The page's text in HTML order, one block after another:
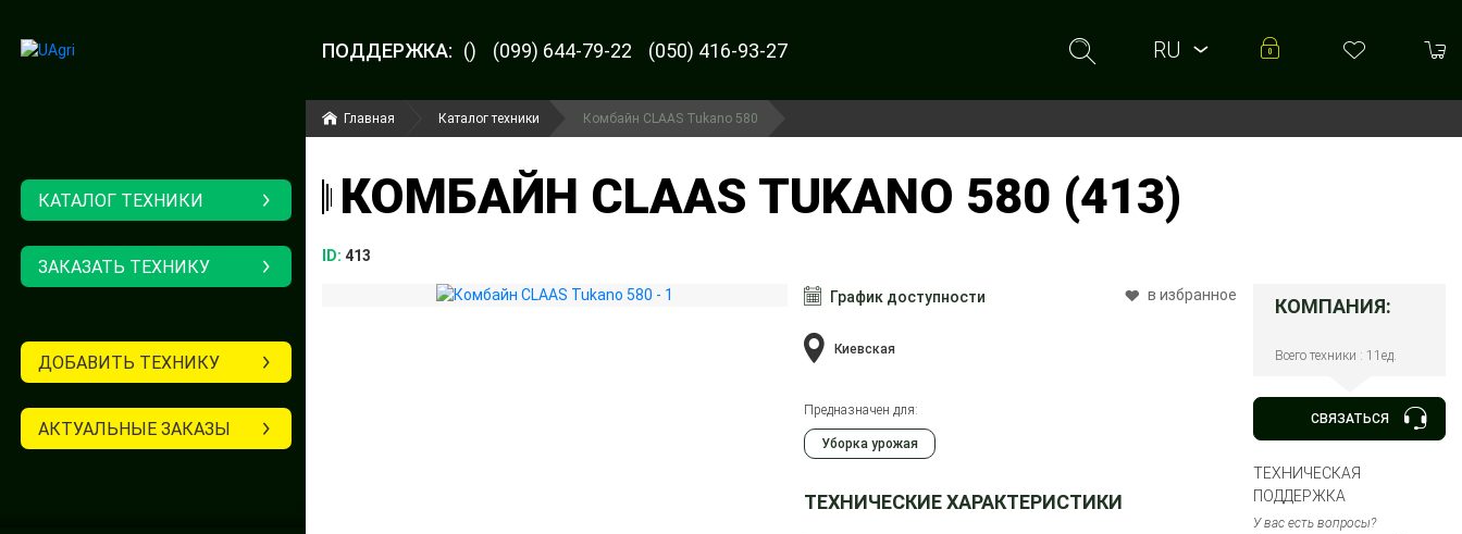
ПОДДЕРЖКА: () (099) 644-79-22 (050) 416-93-27
RU
КАТАЛОГ ТЕХНИКИ
ЗАКАЗАТЬ ТЕХНИКУ
ДОБАВИТЬ ТЕХНИКУ
АКТУАЛЬНЫЕ ЗАКАЗЫ
Главная Каталог техники Комбайн CLAAS Tukano 580
КОМБАЙН CLAAS TUKANO 580 (413)
ID: 413
График доступности в избранное
Киевская
Предназначен для:
Уборка урожая
ТЕХНИЧЕСКИЕ ХАРАКТЕРИСТИКИ
КОМПАНИЯ:
Всего техники : 11ед.
СВЯЗАТЬСЯ
ТЕХНИЧЕСКАЯ
ПОДДЕРЖКА
У вас есть вопросы?